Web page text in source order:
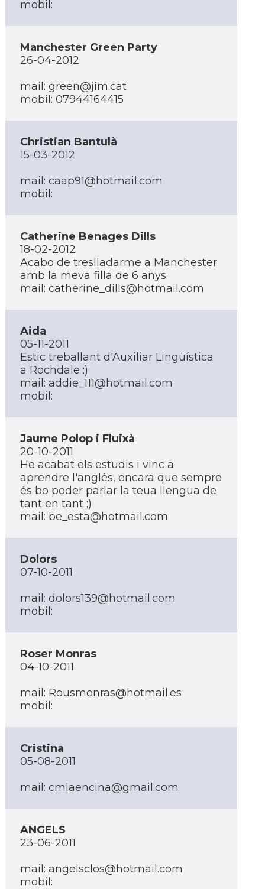
mobil:
Manchester Green Party
26-04-2012
mail: green@jim.cat
mobil: 07944164415
Christian Bantulà
15-03-2012
mail: caap91@hotmail.com
mobil:
Catherine Benages Dills
18-02-2012
Acabo de treslladarme a Manchester
amb la meva filla de 6 anys.
mail: catherine_dills@hotmail.com
Aida
05-11-2011
Estic treballant d'Auxiliar Lingüí­stica
a Rochdale :)
mail: addie_111@hotmail.com
mobil:
Jaume Polop i Fluixà
20-10-2011
He acabat els estudis i vinc a
aprendre l'anglés, encara que sempre
és bo poder parlar la teua llengua de
tant en tant ;)
mail: be_esta@hotmail.com
Dolors
07-10-2011
mail: dolors139@hotmail.com
mobil:
Roser Monras
04-10-2011
mail: Rousmonras@hotmail.es
mobil:
Cristina
05-08-2011
mail: cmlaencina@gmail.com
ANGELS
23-06-2011
mail: angelsclos@hotmail.com
mobil: